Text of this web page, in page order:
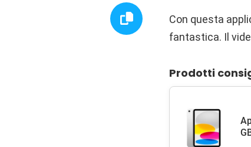
Con questa
fantastica. Il
Prodotti